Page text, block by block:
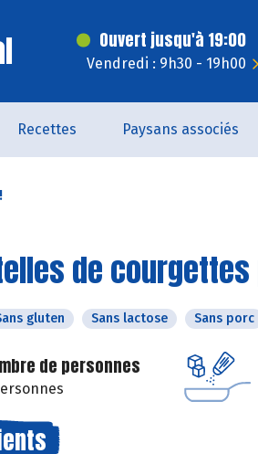
Ouvert jusqu'à 19:00
Vendredi : 9h30 - 19h00
Recettes Paysans associés
de courgettes
gluten Sans lactose Sans porc
de personnes